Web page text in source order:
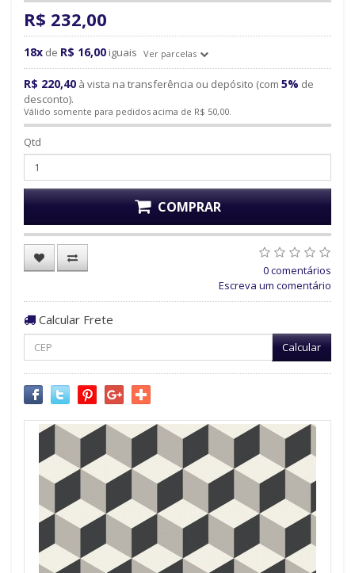
R$ 232,00
18x de R$ 16,00 iguais Ver parcelas
R$ 220,40 à vista na transferência ou depósito (com 5% de
desconto).
Válido somente para pedidos acima de R$ 50,00.
Qtd
COMPRAR
0 comentários
Escreva um comentário
Calcular Frete
Calcular